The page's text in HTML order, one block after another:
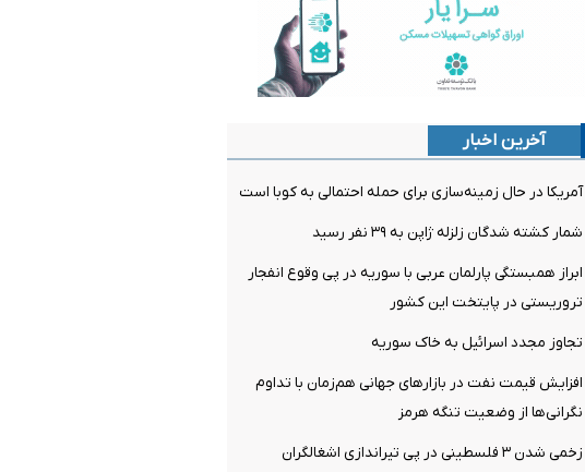
آخرین اخبار
آمریکا در حال زمینه‌سازی برای حمله احتمالی به کوبا است
شمار کشته شدگان زلزله ژاپن به ۳۹ نفر رسید
ابراز همبستگی پارلمان عربی با سوریه در پی وقوع ‌انفجار
تروریستی‌ در پایتخت این کشور
تجاوز مجدد اسرائیل به خاک سوریه
افزایش قیمت نفت در بازارهای جهانی هم‌زمان با تداوم
نگرانی‌ها از وضعیت تنگه هرمز
زخمی شدن ۳ فلسطینی در پی تیراندازی اشغالگران